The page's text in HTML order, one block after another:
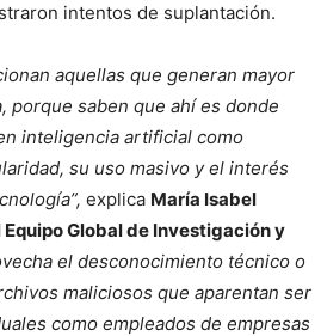
intentos de suplantación.
aquellas que generan mayor
porque saben que ahí es donde
inteligencia artificial como
su uso masivo y el interés
explica María Isabel
Global de Investigación y
el desconocimiento técnico o
maliciosos que aparentan ser
como empleados de empresas